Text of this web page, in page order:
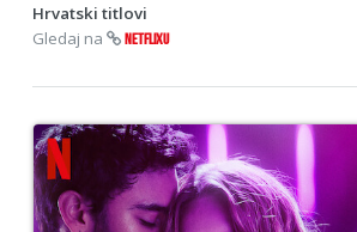
Hrvatski titlovi
Gledaj na
NETFLIXU